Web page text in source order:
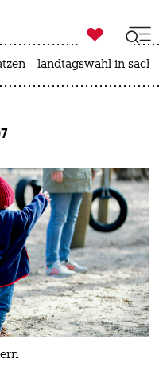

taz zahl ich
landtagswahl in